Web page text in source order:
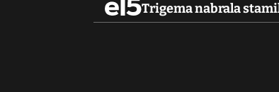
Trigema nabrala